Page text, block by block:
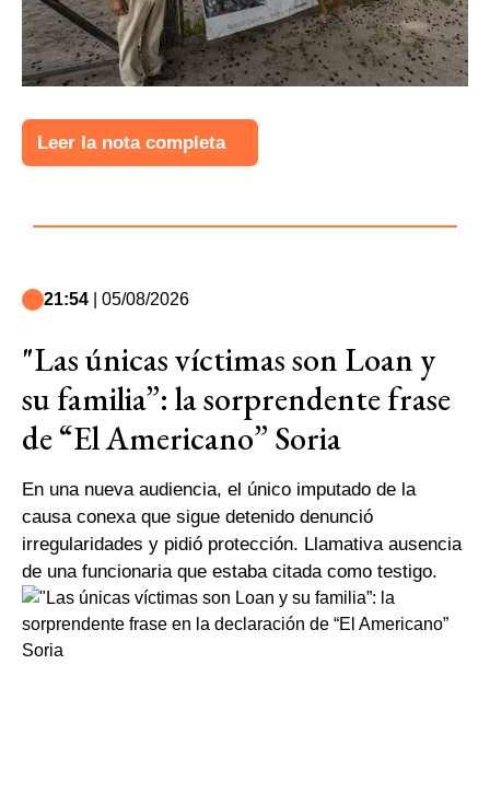
Leer la nota completa
21:54 | 05/08/2026
"Las únicas víctimas son Loan y
su familia”: la sorprendente frase
de “El Americano” Soria
En una nueva audiencia, el único imputado de la
causa conexa que sigue detenido denunció
irregularidades y pidió protección. Llamativa ausencia
de una funcionaria que estaba citada como testigo.